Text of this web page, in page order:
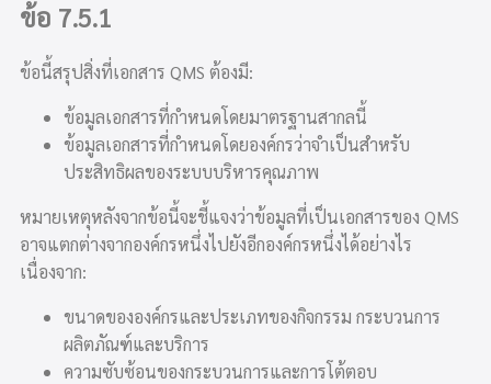
ข้อ 7.5.1
ข้อนี้สรุปสิ่งที่เอกสาร QMS ต้องมี:
ข้อมูลเอกสารที่กำหนดโดยมาตรฐานสากลนี้
ข้อมูลเอกสารที่กำหนดโดยองค์กรว่าจำเป็นสำหรับ
ประสิทธิผลของระบบบริหารคุณภาพ
หมายเหตุหลังจากข้อนี้จะชี้แจงว่าข้อมูลที่เป็นเอกสารของ QMS
อาจแตกต่างจากองค์กรหนึ่งไปยังอีกองค์กรหนึ่งได้อย่างไร
เนื่องจาก:
ขนาดขององค์กรและประเภทของกิจกรรม กระบวนการ
ผลิตภัณฑ์และบริการ
ความซับซ้อนของกระบวนการและการโต้ตอบ